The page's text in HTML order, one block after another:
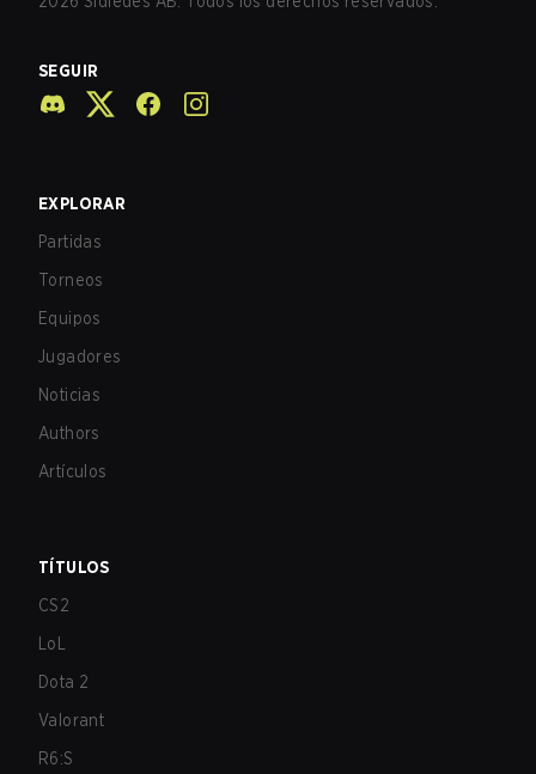
SEGUIR
EXPLORAR
Partidas
Torneos
Equipos
Jugadores
Noticias
Authors
Artículos
TÍTULOS
CS2
LoL
Dota 2
Valorant
R6:S